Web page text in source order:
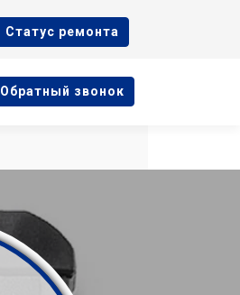
Cтатус ремонта
Oбратный звонок